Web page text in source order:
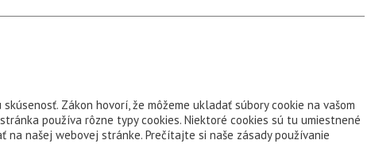
Zákon hovorí, že môžeme ukladať súbory cookie na vašom
používa rôzne typy cookies. Niektoré cookies sú tu umiestnené
našej webovej stránke. Prečítajte si naše zásady používanie